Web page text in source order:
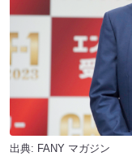
出典: FANY マガジン